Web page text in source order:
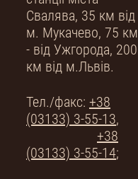
Свалява, 35 км від
м. Мукачево, 75 км
- від Ужгорода, 200
км від м.Львів.
Тел./факс: +38
(03133) 3-55-13,
+38
(03133) 3-55-14;